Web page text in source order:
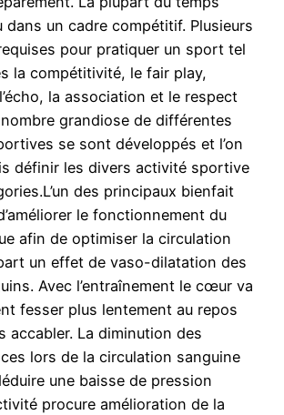
dans un cadre compétitif. Plusieurs
pour pratiquer un sport tel
la compétitivité, le fair play,
la association et le respect
nombre grandiose de différentes
se sont développés et l’on
définir les divers activité sportive
des principaux bienfait
le fonctionnement du
afin de optimiser la circulation
un effet de vaso-dilatation des
Avec l’entraînement le cœur va
fesser plus lentement au repos
accabler. La diminution des
lors de la circulation sanguine
une baisse de pression
procure amélioration de la